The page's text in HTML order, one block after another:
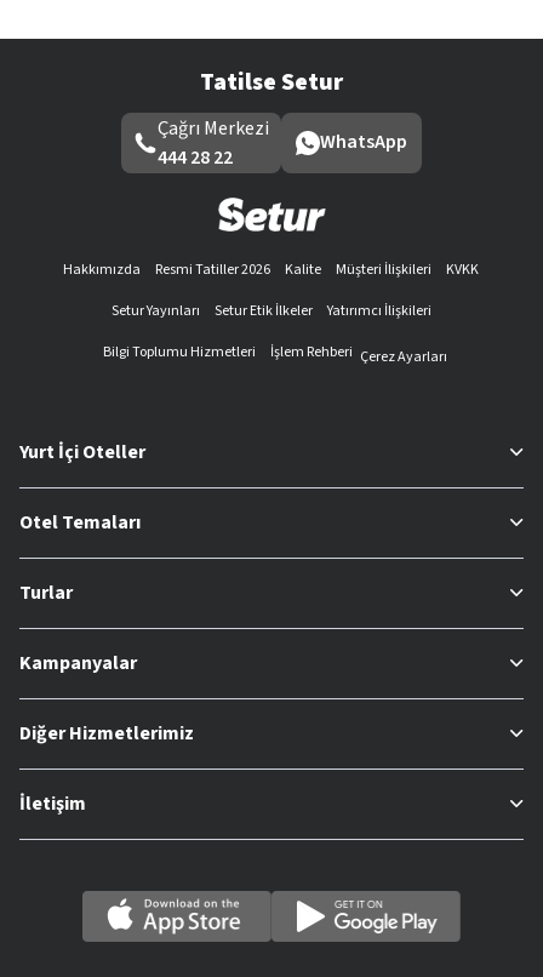
Tatilse Setur
Çağrı Merkezi
444 28 22
WhatsApp
Hakkımızda Resmi Tatiller 2026 Kalite Müşteri İlişkileri
KVKK
Setur Yayınları
Setur Etik İlkeler
Yatırımcı İlişkileri
Bilgi Toplumu Hizmetleri
İşlem Rehberi Çerez Ayarları
Yurt İçi Oteller
Otel Temaları
Turlar
Kampanyalar
Diğer Hizmetlerimiz
İletişim